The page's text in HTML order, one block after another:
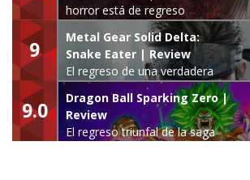
horror está de regreso
9
Metal Gear Solid Delta:
Snake Eater | Review
El regreso de una verdadera
leyenda
9.0
Dragon Ball Sparking Zero |
Review
El regreso triunfal de la saga